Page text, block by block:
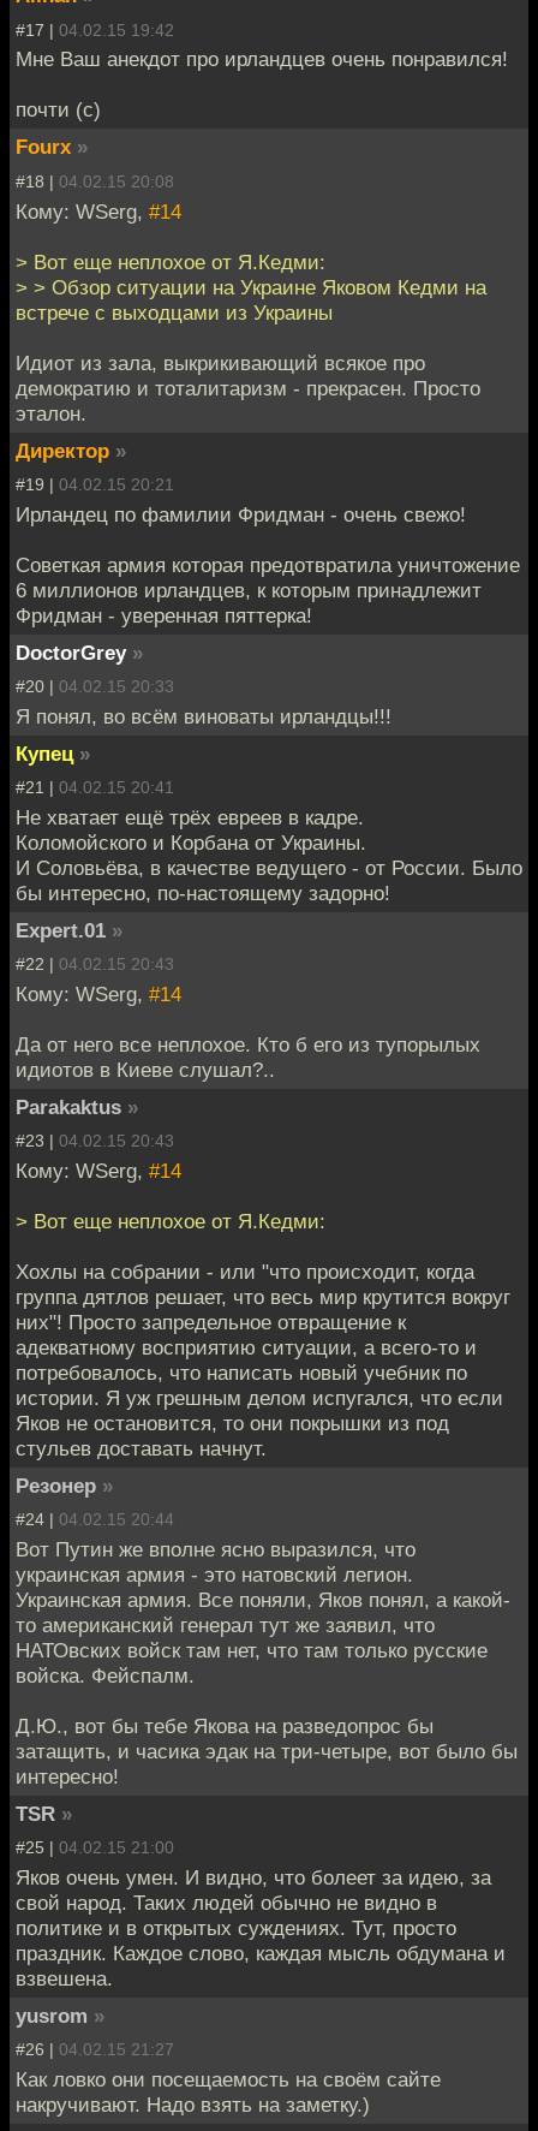
#17 | 04.02.15 19:42
Мне Ваш анекдот про ирландцев очень понравился!
почти (с)
Fourx »
#18 | 04.02.15 20:08
Кому: WSerg, #14
> Вот еще неплохое от Я.Кедми:
> > Обзор ситуации на Украине Яковом Кедми на
встрече с выходцами из Украины
Идиот из зала, выкрикивающий всякое про
демократию и тоталитаризм - прекрасен. Просто
эталон.
Директор »
#19 | 04.02.15 20:21
Ирландец по фамилии Фридман - очень свежо!
Советкая армия которая предотвратила уничтожение
6 миллионов ирландцев, к которым принадлежит
Фридман - уверенная пяттерка!
DoctorGrey »
#20 | 04.02.15 20:33
Я понял, во всём виноваты ирландцы!!!
Купец »
#21 | 04.02.15 20:41
Не хватает ещё трёх евреев в кадре.
Коломойского и Корбана от Украины.
И Соловьёва, в качестве ведущего - от России. Было
бы интересно, по-настоящему задорно!
Expert.01 »
#22 | 04.02.15 20:43
Кому: WSerg, #14
Да от него все неплохое. Кто б его из тупорылых
идиотов в Киеве слушал?..
Parakaktus »
#23 | 04.02.15 20:43
Кому: WSerg, #14
> Вот еще неплохое от Я.Кедми:
Хохлы на собрании - или "что происходит, когда
группа дятлов решает, что весь мир крутится вокруг
них"! Просто запредельное отвращение к
адекватному восприятию ситуации, а всего-то и
потребовалось, что написать новый учебник по
истории. Я уж грешным делом испугался, что если
Яков не остановится, то они покрышки из под
стульев доставать начнут.
Резонер »
#24 | 04.02.15 20:44
Вот Путин же вполне ясно выразился, что
украинская армия - это натовский легион.
Украинская армия. Все поняли, Яков понял, а какой-
то американский генерал тут же заявил, что
НАТОвских войск там нет, что там только русские
войска. Фейспалм.
Д.Ю., вот бы тебе Якова на разведопрос бы
затащить, и часика эдак на три-четыре, вот было бы
интересно!
TSR »
#25 | 04.02.15 21:00
Яков очень умен. И видно, что болеет за идею, за
свой народ. Таких людей обычно не видно в
политике и в открытых суждениях. Тут, просто
праздник. Каждое слово, каждая мысль обдумана и
взвешена.
yusrom »
#26 | 04.02.15 21:27
Как ловко они посещаемость на своём сайте
накручивают. Надо взять на заметку.)